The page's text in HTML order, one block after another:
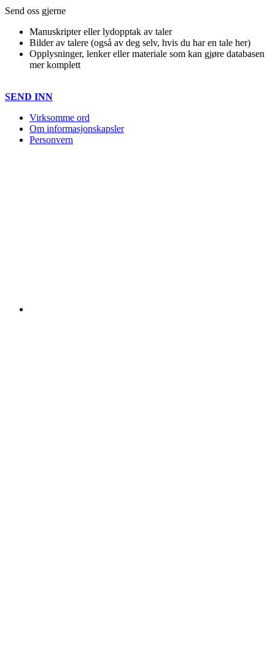
Send oss gjerne
Manuskripter eller lydopptak av taler
Bilder av talere (også av deg selv, hvis du har en tale her)
Opplysninger, lenker eller materiale som kan gjøre databasen
mer komplett
SEND INN
Virksomme ord
Om informasjonskapsler
Personvern